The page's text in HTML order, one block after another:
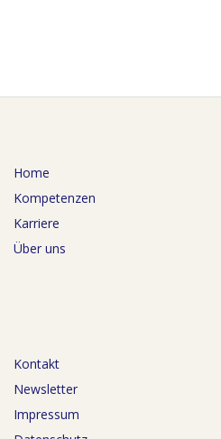
Home
Kompetenzen
Karriere
Über uns
Kontakt
Newsletter
Impressum